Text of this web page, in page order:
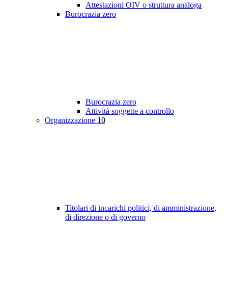
Attestazioni OIV o struttura analoga
Burocrazia zero
Burocrazia zero
Attività soggette a controllo
Organizzazione 10
Titolari di incarichi politici, di amministrazione,
di direzione o di governo